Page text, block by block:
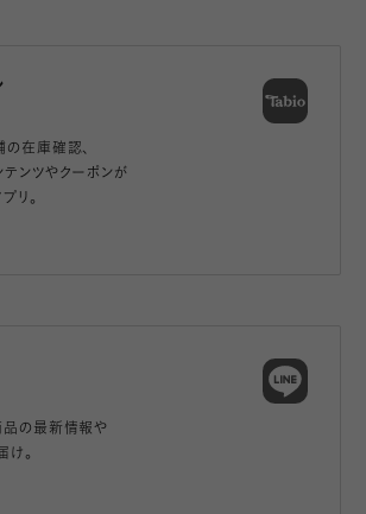
在庫確認、
ンツやクーポンが
リ。
品の最新情報や
け。